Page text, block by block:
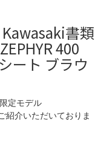
書類
400
ート ブラウ
定モデル
紹介いただいておりま